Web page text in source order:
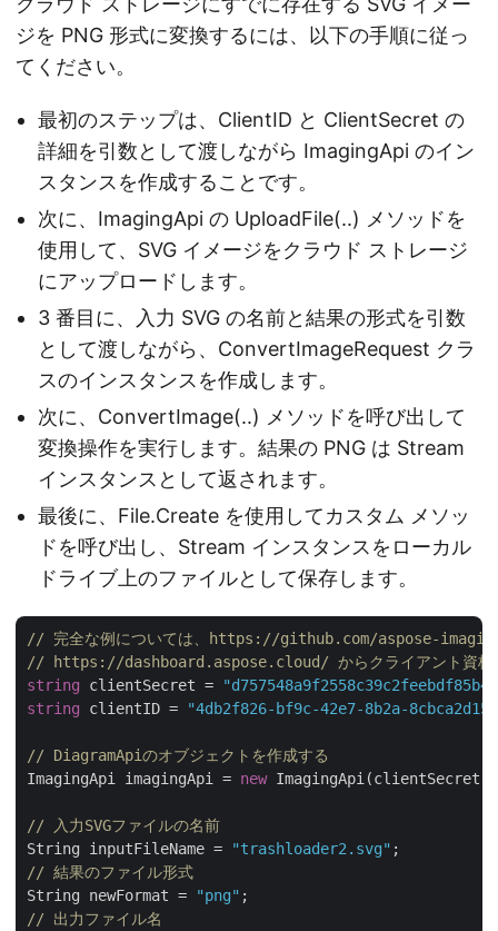
ジを PNG 形式に変換するには、以下の手順に従っ
てください。
最初のステップは、ClientID と ClientSecret の
詳細を引数として渡しながら ImagingApi のイン
スタンスを作成することです。
次に、ImagingApi の UploadFile(..) メソッドを
使用して、SVG イメージをクラウド ストレージ
にアップロードします。
3 番目に、入力 SVG の名前と結果の形式を引数
として渡しながら、ConvertImageRequest クラ
スのインスタンスを作成します。
次に、ConvertImage(..) メソッドを呼び出して
変換操作を実行します。結果の PNG は Stream
インスタンスとして返されます。
最後に、File.Create を使用してカスタム メソッ
ドを呼び出し、Stream インスタンスをローカル
ドライブ上のファイルとして保存します。
// 完全な例については、https://github.com/aspose-
// https://dashboard.aspose.cloud/ からクライアント資格
string clientSecret =
string clientID = "4db2f826-bf9c-42e7-8b2a-
// DiagramApiのオブジェクトを作成する
ImagingApi imagingApi = new
// 入力SVGファイルの名前
String inputFileName =
"trashloader2.svg"
// 結果のファイル形式
String newFormat =
"png"
// 出力ファイル名